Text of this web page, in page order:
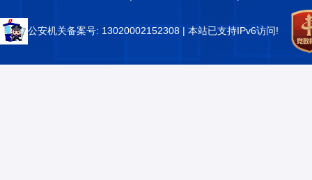
公安机关备案号: 13020002152308 | 本站已支持IPv6访问!